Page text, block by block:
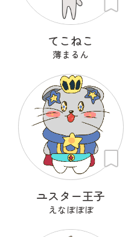
てこねこ
薄まるん
ユスター王子
えなぼぼぼ